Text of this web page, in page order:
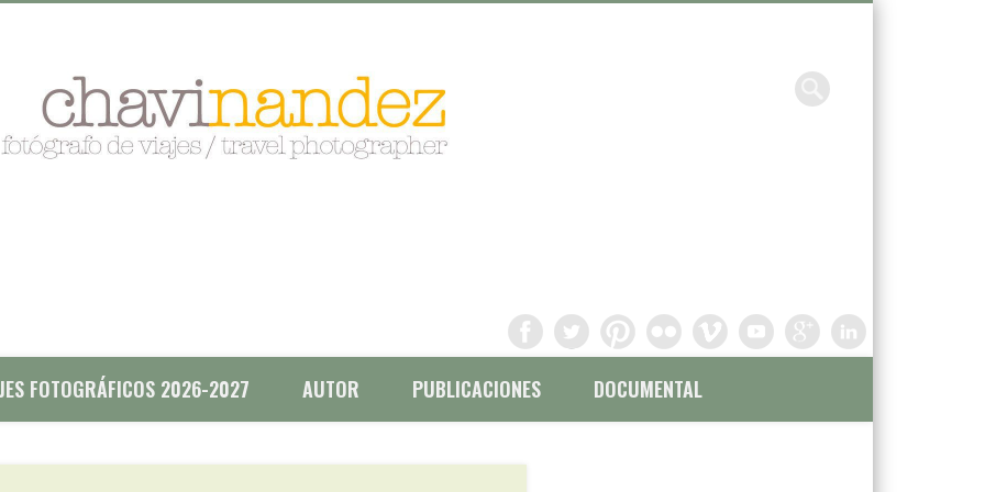
Chavinandez, Fotografía y
FOTOGRÁFICOS 2026-2027 AUTOR PUBLICACIONES DOCUMENTAL